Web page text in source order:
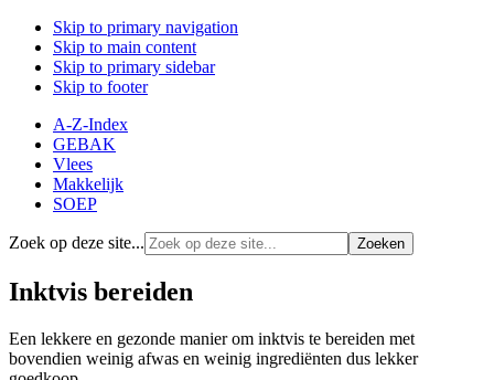
Skip to primary navigation
Skip to main content
Skip to primary sidebar
Skip to footer
A-Z-Index
GEBAK
Vlees
Makkelijk
SOEP
Zoek op deze site...
Inktvis bereiden
Een lekkere en gezonde manier om inktvis te bereiden met
bovendien weinig afwas en weinig ingrediënten dus lekker